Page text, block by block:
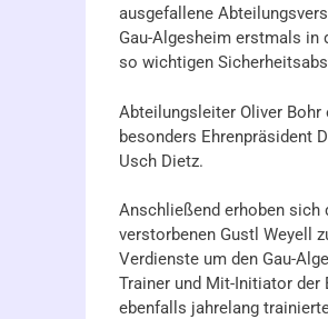
ausgefallene
Gau-Algesheim erstmals in
so wichtigen
Abteilungsleiter Oliver
besonders Ehrenpräsident
Usch Dietz.
Anschließend erhoben sich
verstorbenen Gustl Weyell
Verdienste um den Gau-
Trainer und Mit-Initiator der
ebenfalls jahrelang